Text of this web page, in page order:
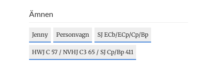
Ämnen
Jenny Personvagn SJ ECb/ECp/Cp/Bp
HWJ C 57 / NVHJ C3 65 / SJ Cp/Bp 411